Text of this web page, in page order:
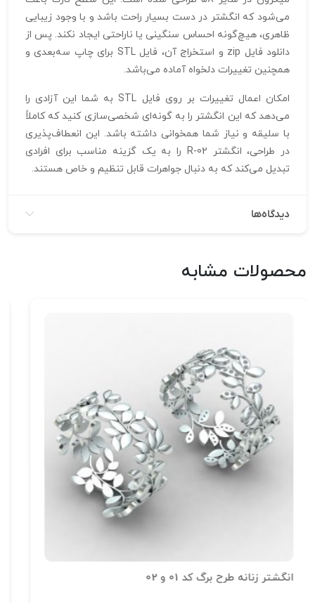
می‌شود که انگشتر در دست بسیار راحت باشد و با وجود زیبایی
ظاهری، هیچ‌گونه احساس سنگینی یا ناراحتی ایجاد نکند. پس از
دانلود فایل zip و استخراج آن، فایل STL برای چاپ سه‌بعدی و
همچنین تغییرات دلخواه آماده می‌باشد.
امکان اعمال تغییرات بر روی فایل STL به شما این آزادی را
می‌دهد که این انگشتر را به گونه‌ای شخصی‌سازی کنید که کاملاً
با سلیقه و نیاز شما همخوانی داشته باشد. این انعطاف‌پذیری
در طراحی، انگشتر R-02 را به یک گزینه مناسب برای افرادی
تبدیل می‌کند که به دنبال جواهرات قابل تنظیم و خاص هستند.
دیدگاه‌ها
محصولات مشابه
انگشتر تراش خور آینه فیوژن R-T-15